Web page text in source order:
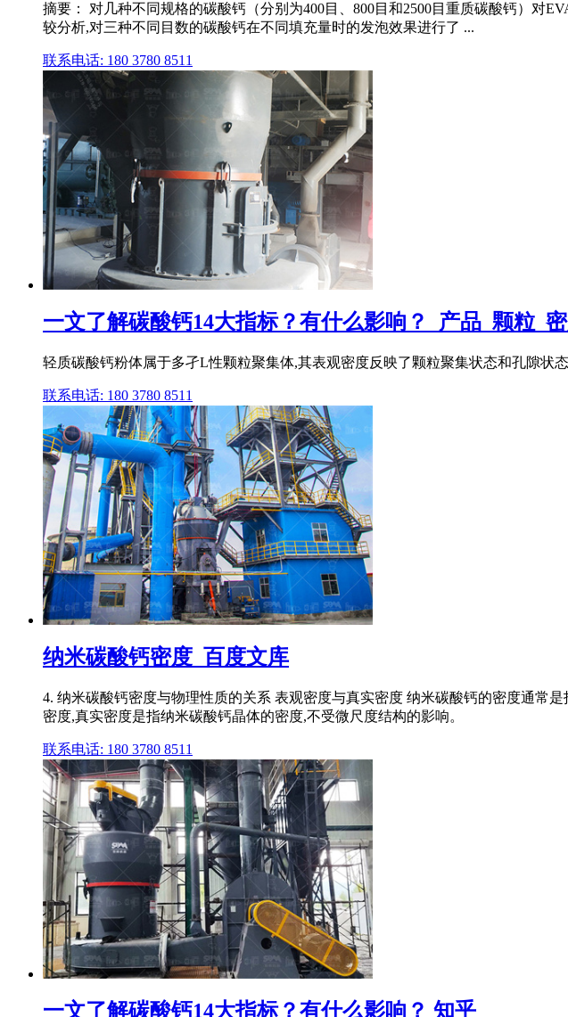
摘要： 对几种不同规格的碳酸钙（分别为400目、800目和2500目重质碳酸钙）对
较分析,对三种不同目数的碳酸钙在不同填充量时的发泡效果进行了 ...
联系电话: 180 3780 8511
一文了解碳酸钙14大指标？有什么影响？_产品_颗粒_
轻质碳酸钙粉体属于多孑L性颗粒聚集体,其表观密度反映了颗粒聚集状态和孔隙
联系电话: 180 3780 8511
纳米碳酸钙密度_百度文库
4. 纳米碳酸钙密度与物理性质的关系 表观密度与真实密度 纳米碳酸钙的密度通常
密度,真实密度是指纳米碳酸钙晶体的密度,不受微尺度结构的影响。
联系电话: 180 3780 8511
一文了解碳酸钙14大指标？有什么影响？ 知乎